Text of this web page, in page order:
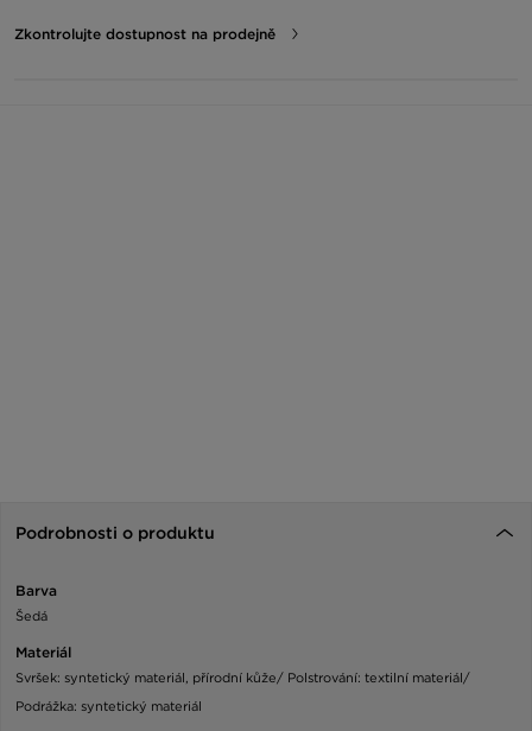
Zkontrolujte dostupnost na prodejně
Podrobnosti o produktu
Barva
Šedá
Materiál
Svršek: syntetický materiál, přírodní kůže/ Polstrování: textilní materiál/
Podrážka: syntetický materiál